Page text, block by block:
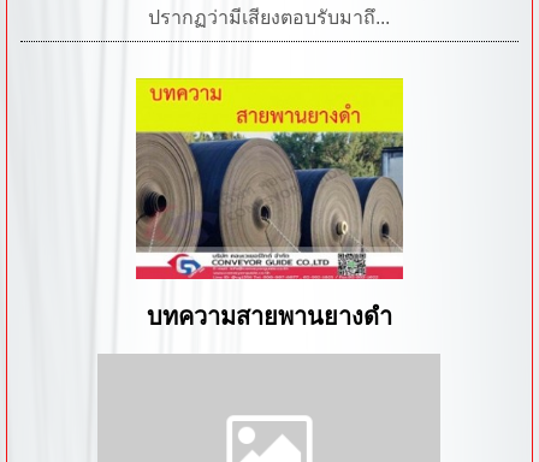
ปรากฏว่ามีเสียงตอบรับมาถึ...
บทความสายพานยางดำ